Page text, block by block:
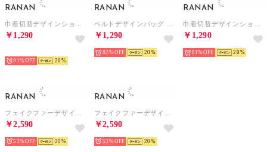
RANAN
￥1,290
81% 20
RANAN
￥1,290
82% 20
RANAN
￥1,290
81% 20
RANAN
￥2,590
53% 20
RANAN
￥2,590
53% 20